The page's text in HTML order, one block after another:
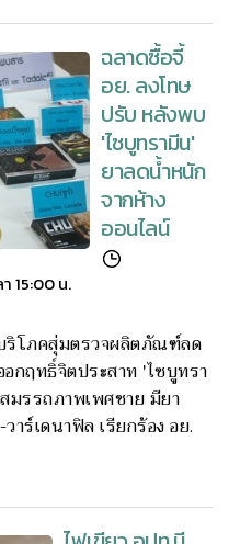
ฉลาดซื้อจี้
อย. ลงโทษ
ปรับ หลังพบ
'ไซบูทรามีน'
ยาลดน้ำหนัก
จากห้าง
ออนไลน์
15:00 น.
โภคสุ่มตรวจผลิตภัณฑ์ลด
กฤทธิ์จิตประสาท 'ไซบูทรา
รรถภาพเพศชาย มียา
ร์เดนาฟิล เรียกร้อง อย.